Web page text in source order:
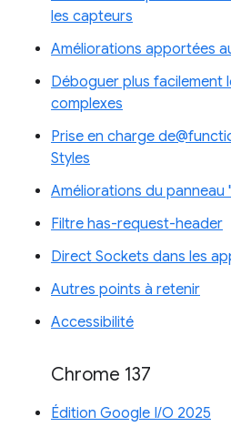
les capteurs
Améliorations apportées
Déboguer plus facilement
complexes
Prise en charge
Styles
Améliorations du panneau
Filtre has-request-header
Direct Sockets dans les
Autres points à retenir
Accessibilité
Chrome 137
Édition Google I/O 2025